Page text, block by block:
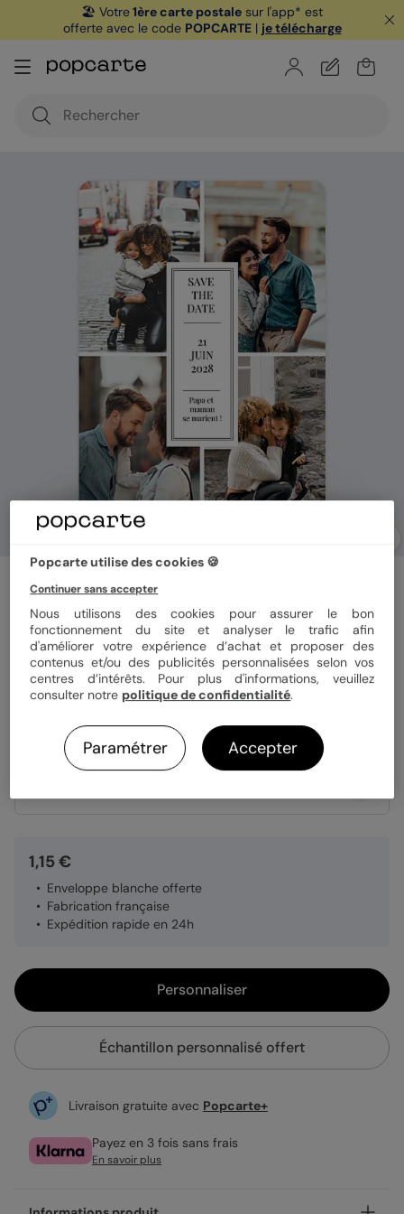
🏖️ Votre1ère carte postale sur l'app* est
offerte avec le code POPCARTE| je télécharge
Étiquette Verticale
Format 12x17 cm
Papier Papier Satiné
1,15 €
Enveloppe blanche offerte
Fabrication française
Expédition rapide en 24h
Personnaliser
Échantillon personnalisé offert
Livraison gratuite avec Popcarte+
Payez en 3 fois sans frais
En savoir plus
Popcarte utilise des cookies 🍪
Continuer sans accepter
Nous utilisons des cookies pour assurer le bon
fonctionnement du site et analyser le trafic afin
d'améliorer votre expérience d’achat et proposer des
contenus et/ou des publicités personnalisées selon vos
centres d’intérêts. Pour plus d'informations, veuillez
consulter notre politique de confidentialité.
Paramétrer Accepter